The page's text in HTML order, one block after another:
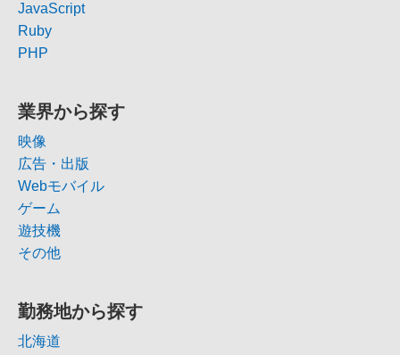
JavaScript
Ruby
PHP
業界から探す
映像
広告・出版
Webモバイル
ゲーム
遊技機
その他
勤務地から探す
北海道